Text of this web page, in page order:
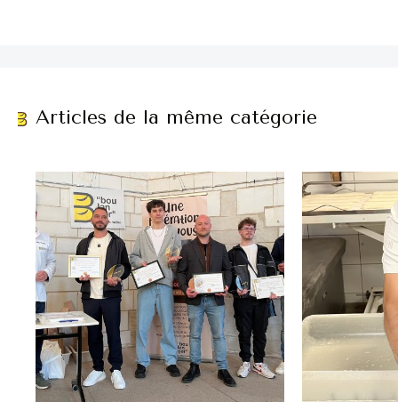
Articles de la même catégorie